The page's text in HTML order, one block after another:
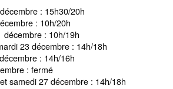
: 15h30/20h
: 10h/20h
décembre : 10h/19h
23 décembre : 14h/18h
: 14h/16h
: fermé
samedi 27 décembre : 14h/18h